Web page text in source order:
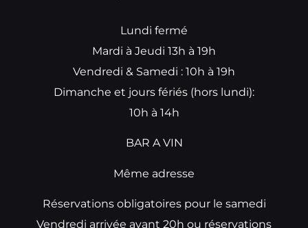
Lundi fermé
Mardi à Jeudi 13h à 19h
Vendredi & Samedi : 10h à 19h
Dimanche et jours fériés (hors lundi):
10h à 14h
BAR A VIN
Même adresse
Réservations obligatoires pour le samedi
Vendredi arrivée avant 20h ou réservations